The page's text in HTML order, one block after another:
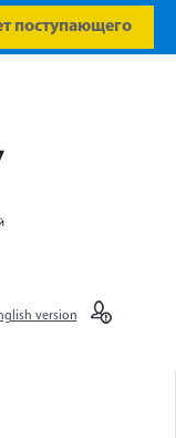
поступающего
version